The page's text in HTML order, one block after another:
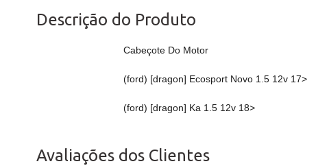
Descrição do Produto
Cabeçote Do Motor
(ford) [dragon] Ecosport Novo 1.5 12v 17>
(ford) [dragon] Ka 1.5 12v 18>
Avaliações dos Clientes